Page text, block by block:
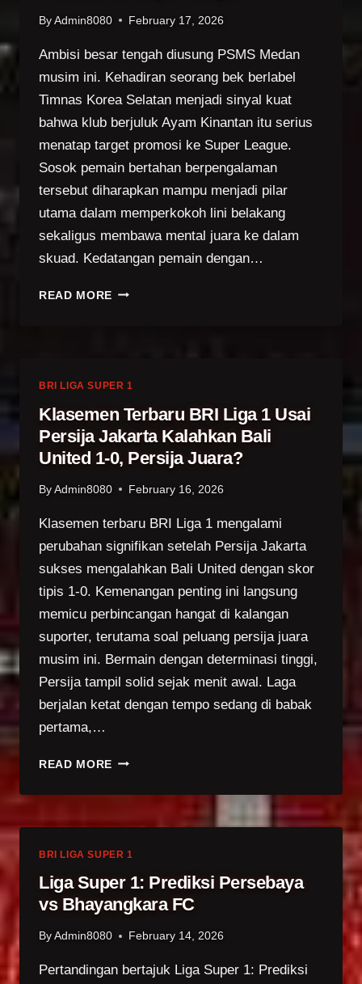
KEMENANGAN
ByAdmin8080 February 17, 2026
Ambisi besar tengah diusung PSMS Medan
musim ini. Kehadiran seorang bek berlabel
Timnas Korea Selatan menjadi sinyal kuat
bahwa klub berjuluk Ayam Kinantan itu serius
menatap target promosi ke Super League.
Sosok pemain bertahan berpengalaman
tersebut diharapkan mampu menjadi pilar
utama dalam memperkokoh lini belakang
sekaligus membawa mental juara ke dalam
skuad. Kedatangan pemain dengan…
READ MORE BEK
TERTANTANG
PSMS
MEDAN
PROMOSI
SUPER
BRI LIGA SUPER 1
Klasemen Terbaru BRI Liga 1 Usai
Persija Jakarta Kalahkan Bali
United 1-0, Persija Juara?
ByAdmin8080 February 16, 2026
Klasemen terbaru BRI Liga 1 mengalami
perubahan signifikan setelah Persija Jakarta
sukses mengalahkan Bali United dengan skor
tipis 1-0. Kemenangan penting ini langsung
memicu perbincangan hangat di kalangan
suporter, terutama soal peluang persija juara
musim ini. Bermain dengan determinasi tinggi,
Persija tampil solid sejak menit awal. Laga
berjalan ketat dengan tempo sedang di babak
pertama,…
READ MORE KLASEMEN
BRI
USAI
JAKARTA
KALAHKAN
1-
BRI LIGA SUPER 1
Liga Super 1: Prediksi Persebaya
vs Bhayangkara FC
ByAdmin8080 February 14, 2026
Pertandingan bertajuk Liga Super 1: Prediksi